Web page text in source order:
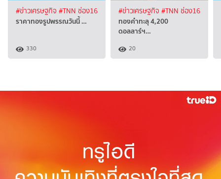
#ข่าวเศรษฐกิจ #TNN ช่อง16
ราคาทองรูปพรรณวันนี้ …
330
#ข่าวเศรษฐกิจ #TNN ช่อง16
ทองคำทะลุ 4,200
ดอลลาร์ฯ…
20